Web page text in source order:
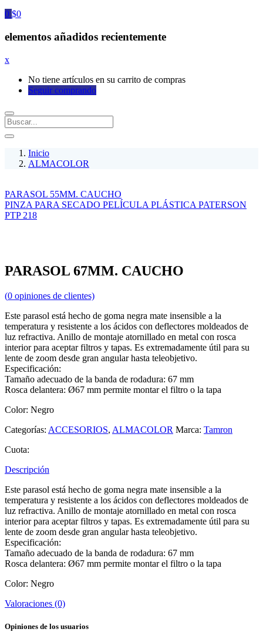
0 $0
elementos añadidos recientemente
x
No tiene artículos en su carrito de compras
Seguir comprando
Inicio
ALMACOLOR
PARASOL 55MM. CAUCHO
PINZA PARA SECADO PELÍCULA PLÁSTICA PATERSON
PTP 218
PARASOL 67MM. CAUCHO
(0 opiniones de clientes)
Este parasol está hecho de goma negra mate insensible a la
temperatura y resistente a los ácidos con deflectores moldeados de
luz refractiva. Anillo de montaje atornillado en metal con rosca
interior para aceptar filtros y tapas. Es extremadamente útil para su
lente de zoom desde gran angular hasta teleobjetivo.
Especificación:
Tamaño adecuado de la banda de rodadura: 67 mm
Rosca delantera: Ø67 mm permite montar el filtro o la tapa
Color: Negro
Categorías: ACCESORIOS, ALMACOLOR Marca: Tamron
Cuota:
Descripción
Este parasol está hecho de goma negra mate insensible a la
temperatura y resistente a los ácidos con deflectores moldeados de
luz refractiva. Anillo de montaje atornillado en metal con rosca
interior para aceptar filtros y tapas. Es extremadamente útil para su
lente de zoom desde gran angular hasta teleobjetivo.
Especificación:
Tamaño adecuado de la banda de rodadura: 67 mm
Rosca delantera: Ø67 mm permite montar el filtro o la tapa
Color: Negro
Valoraciones (0)
Opiniones de los usuarios